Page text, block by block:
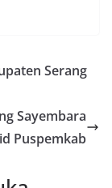
Serang
Sayembara
Puspemkab